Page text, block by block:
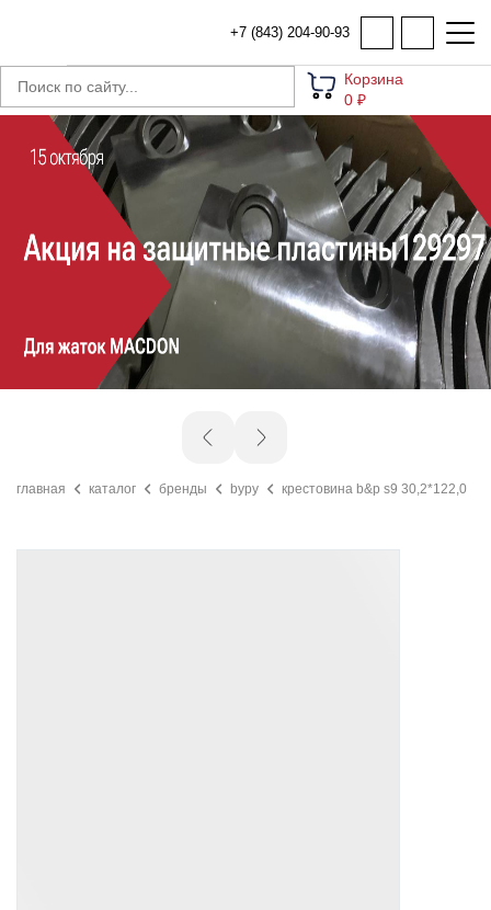
+7 (843) 204-90-93
Корзина
0 ₽
главная каталог бренды bypy крестовина b&p s9 30,2*122,0